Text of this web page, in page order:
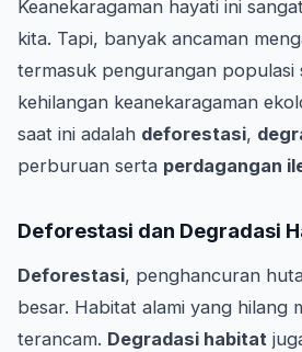
Keanekaragaman hayati ini
kita. Tapi, banyak ancaman
termasuk pengurangan populasi
kehilangan keanekaragaman
saat ini adalah deforestasi,
perburuan serta perdagangan
Deforestasi dan Degradasi
Deforestasi, penghancuran
besar. Habitat alami yang hilang
terancam. Degradasi habitat